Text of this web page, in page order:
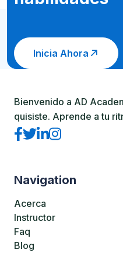
Inicia Ahora
Bienvenido a AD
quisiste. Aprende a tu
Navigation
Acerca
Instructor
Faq
Blog